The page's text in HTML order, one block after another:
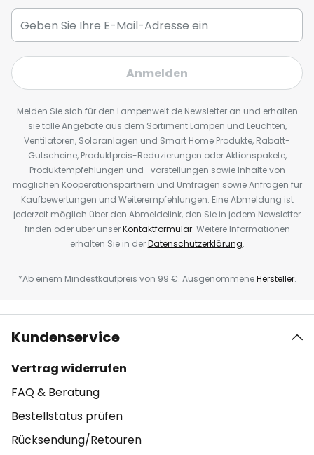
Anmelden
Melden Sie sich für den Lampenwelt.de Newsletter an und erhalten
sie tolle Angebote aus dem Sortiment Lampen und Leuchten,
Ventilatoren, Solaranlagen und Smart Home Produkte, Rabatt-
Gutscheine, Produktpreis-Reduzierungen oder Aktionspakete,
Produktempfehlungen und -vorstellungen sowie Inhalte von
möglichen Kooperationspartnern und Umfragen sowie Anfragen für
Kaufbewertungen und Weiterempfehlungen. Eine Abmeldung ist
jederzeit möglich über den Abmeldelink, den Sie in jedem Newsletter
finden oder über unserKontaktformular. Weitere Informationen
erhalten Sie in derDatenschutzerklärung.
*Ab einem Mindestkaufpreis von 99 €. AusgenommeneHersteller.
Kundenservice
Vertrag widerrufen
FAQ & Beratung
Bestellstatus prüfen
Rücksendung/Retouren